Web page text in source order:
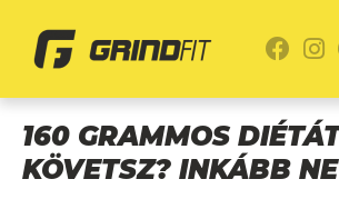
160 GRAMMOS
KÖVETSZ? INKÁBB